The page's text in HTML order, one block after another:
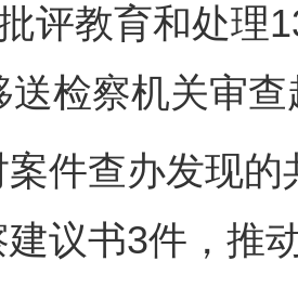
评教育和处理
送检察机关审
查办发现的
议书3件，推